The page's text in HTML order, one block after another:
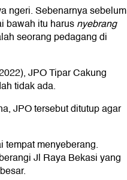
ngeri. Sebenarnya sebelum
bawah itu harusnyebrang
seorang pedagang di
JPO Tipar Cakung
tidak ada.
JPO tersebut ditutup agar
tempat menyeberang.
Jl Raya Bekasi yang